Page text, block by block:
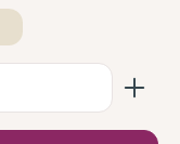
souhaitée